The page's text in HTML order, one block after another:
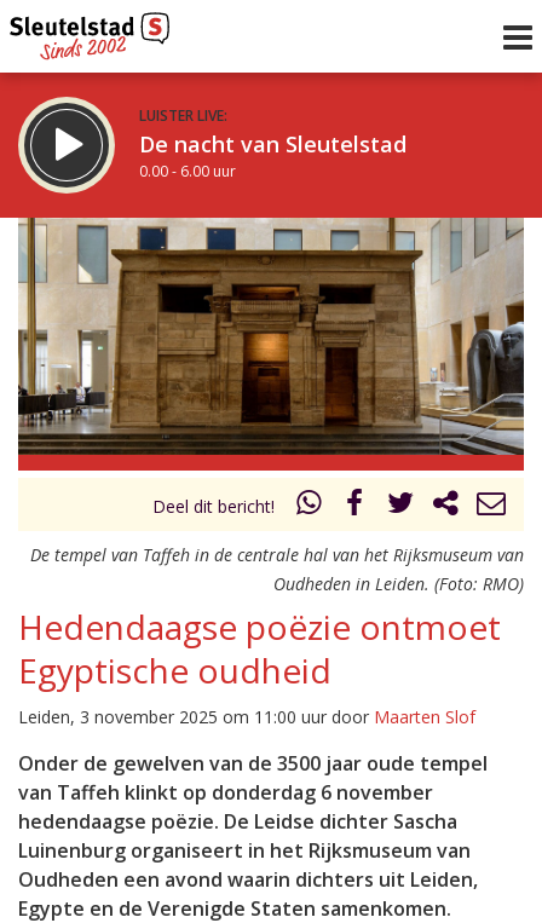
LUISTER LIVE:
De nacht van Sleutelstad
0.00 - 6.00 uur
STRAKS:
De ochtend van Sleutelstad
6.00 - 12.00 uur
Vorig uur
uur 1 van 0 Volgend uur
Inklappen
Deel dit bericht!
De tempel van Taffeh in de centrale hal van het Rijksmuseum van
Oudheden in Leiden. (Foto: RMO)
Hedendaagse poëzie ontmoet
Egyptische oudheid
Leiden, 3 november 2025 om 11:00 uur door Maarten Slof
Onder de gewelven van de 3500 jaar oude tempel
van Taffeh klinkt op donderdag 6 november
hedendaagse poëzie. De Leidse dichter Sascha
Luinenburg organiseert in het Rijksmuseum van
Oudheden een avond waarin dichters uit Leiden,
Egypte en de Verenigde Staten samenkomen.